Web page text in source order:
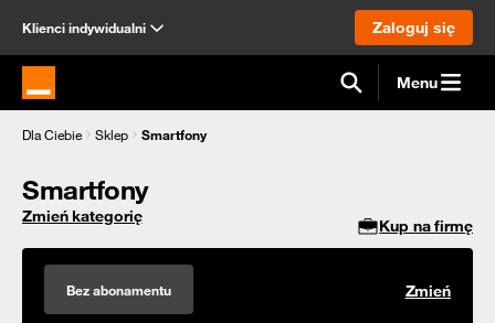
Klienci indywidualni Zaloguj się
Strona główna Orange.pl Menu
Dla Ciebie Sklep Smartfony
Smartfony
Zmień kategorię Kup na firmę
Bez abonamentu Zmień